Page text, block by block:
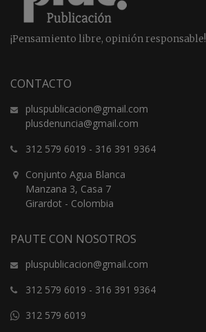
¡Pensamiento libre, opinión responsable!
CONTACTO
pluspublicacion@gmail.com
plusdenuncia@gmail.com
312 579 6019 - 316 391 9364
Conjunto Agua Blanca
Manzana 3, Casa 7
Girardot - Colombia
PAUTE CON NOSOTROS
pluspublicacion@gmail.com
312 579 6019 - 316 391 9364
312 579 6019